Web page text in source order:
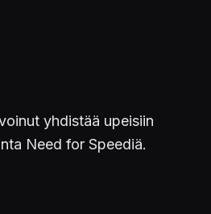
yhdistää upeisiin
Need for Speediä.